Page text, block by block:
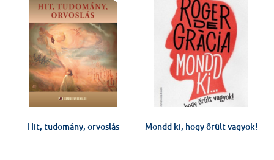
Hit, tudomány, orvoslás Mondd ki, hogy őrült vagyok!